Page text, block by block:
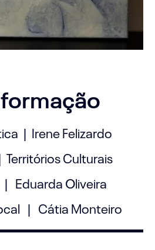
| Irene Felizardo
Culturais
Eduarda Oliveira
| Cátia Monteiro